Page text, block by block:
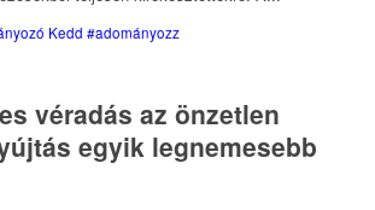
Kedd #adományozz
véradás az önzetlen
egyik legnemesebb